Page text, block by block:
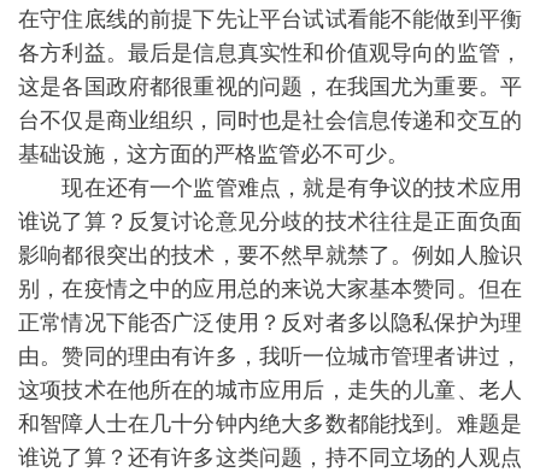
在守住底线的前提下先让平台试试看能不能做到平衡
各方利益。最后是信息真实性和价值观导向的监管，
这是各国政府都很重视的问题，在我国尤为重要。平
台不仅是商业组织，同时也是社会信息传递和交互的
基础设施，这方面的严格监管必不可少。
现在还有一个监管难点，就是有争议的技术应用
谁说了算？反复讨论意见分歧的技术往往是正面负面
影响都很突出的技术，要不然早就禁了。例如人脸识
别，在疫情之中的应用总的来说大家基本赞同。但在
正常情况下能否广泛使用？反对者多以隐私保护为理
由。赞同的理由有许多，我听一位城市管理者讲过，
这项技术在他所在的城市应用后，走失的儿童、老人
和智障人士在几十分钟内绝大多数都能找到。难题是
谁说了算？还有许多这类问题，持不同立场的人观点